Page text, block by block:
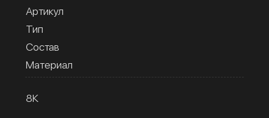
Артикул
Тип
Состав
Материал
8К